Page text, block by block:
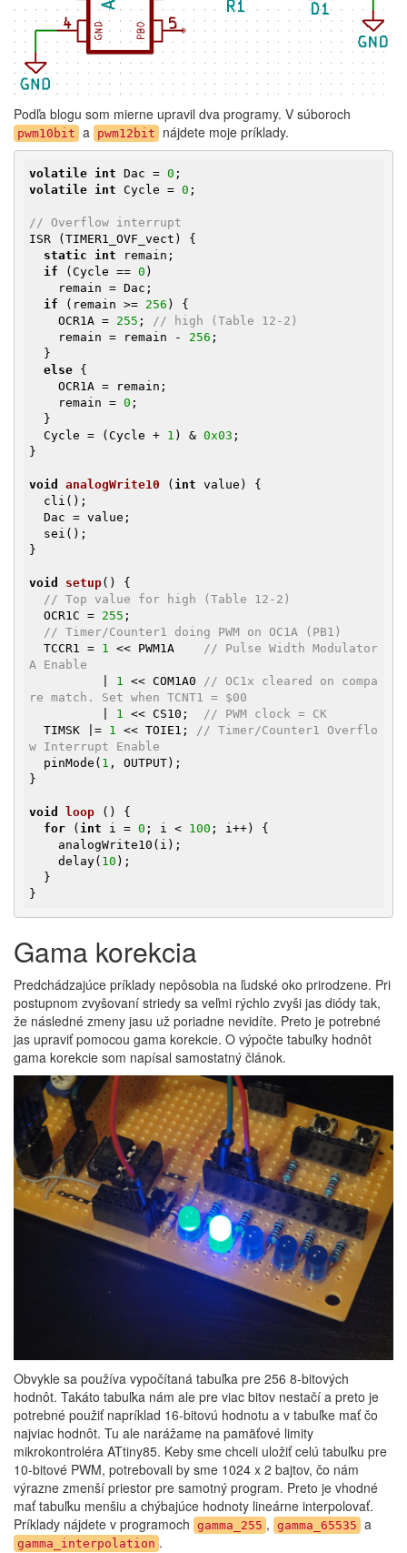
Podľa blogu som mierne upravil dva programy. V súboroch
pwm10bit a pwm12bit nájdete moje príklady.
volatile int Dac = 0
volatile int Cycle = 0 ;
// Overflow interrupt
ISR (TIMER1_OVF_vect) {
static
int remain;
if (Cycle == 0 )
if (remain >= 256 ) {
    OCR1A =
255 ;
// high (Table 12-2)
    remain = remain -
256 ;
else {
    remain =
0 ;
  Cycle = (Cycle +
1 ) & 0x03 ;
}
void analogWrite10 ( int value)
{
}
void setup()
{
// Top value for high (Table 12-2)
  OCR1C =
255 ;
// Timer/Counter1 doing PWM on OC1A (PB1)
  TCCR1 =
1 << PWM1A
// Pulse Width Modulator
A Enable
1 << COM1A0
// OC1x cleared on compa
re match. Set when TCNT1 = $00
1 << CS10;
// PWM clock = CK
  TIMSK |=
1 << TOIE1;
// Timer/Counter1 Overflo
w Interrupt Enable
  pinMode(
1 , OUTPUT);
}
void loop ()
{
for ( int i = 0 ; i < 100 ; i++) {
    delay(
10 );
}
Gama korekcia
Predchádzajúce príklady nepôsobia na ľudské oko prirodzene. Pri
postupnom zvyšovaní striedy sa veľmi rýchlo zvyši jas diódy tak,
že následné zmeny jasu už poriadne nevidíte. Preto je potrebné
jas upraviť pomocou gama korekcie. O výpočte tabuľky hodnôt
gama korekcie som napísal samostatný článok.
Obvykle sa používa vypočítaná tabuľka pre 256 8-bitových
hodnôt. Takáto tabuľka nám ale pre viac bitov nestačí a preto je
potrebné použiť napríklad 16-bitovú hodnotu a v tabuľke mať čo
najviac hodnôt. Tu ale narážame na pamäťové limity
mikrokontroléra ATtiny85. Keby sme chceli uložiť celú tabuľku pre
10-bitové PWM, potrebovali by sme 1024 x 2 bajtov, čo nám
výrazne zmenší priestor pre samotný program. Preto je vhodné
mať tabuľku menšiu a chýbajúce hodnoty lineárne interpolovať.
Príklady nájdete v programoch gamma_255 , gamma_65535 a
gamma_interpolation .